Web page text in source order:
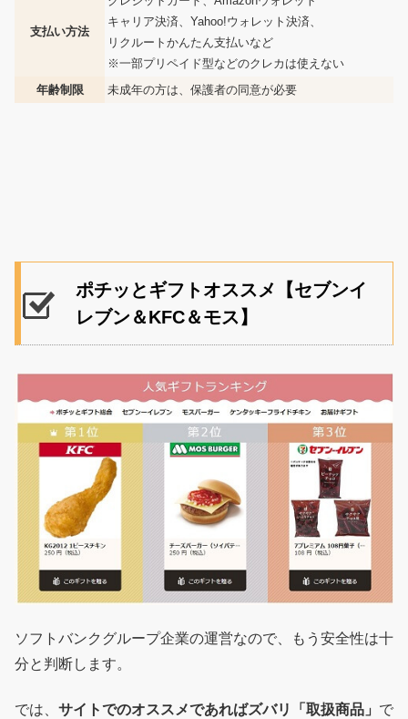
支払い方法
キャリア決済、Yahoo!ウォレット決済、
リクルートかんたん支払いなど
※一部プリペイド型などのクレカは使えない
年齢制限
未成年の方は、保護者の同意が必要
ポチッとギフトオススメ【セブンイ
レブン＆KFC＆モス】
ソフトバンクグループ企業の運営なので、もう安全性は十
分と判断します。
では、 サイトでのオススメであればズバリ「取扱商品」 で